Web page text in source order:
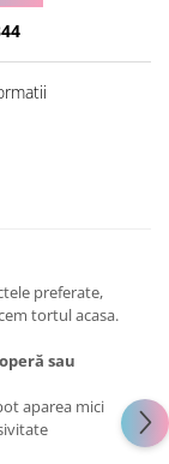
preferate,
tortul acasa.
sau
aparea mici